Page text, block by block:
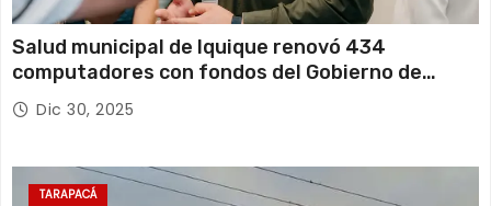
Salud municipal de Iquique renovó 434
computadores con fondos del Gobierno de
Tarapacá
Dic 30, 2025
TARAPACÁ